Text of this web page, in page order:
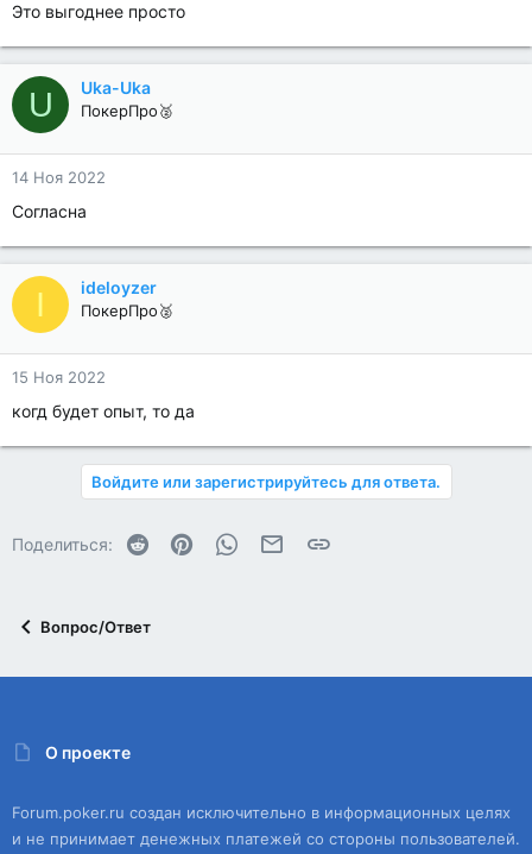
Это выгоднее просто
U Uka-Uka
ПокерПро🥈
14 Ноя 2022
Согласна
I ideloyzer
ПокерПро🥈
15 Ноя 2022
когд будет опыт, то да
Войдите или зарегистрируйтесь для ответа.
Поделиться: Reddit PinterestWhatsAppЭлектронная почта
Ссылка
Вопрос/Ответ
О проекте
Forum.poker.ru создан исключительно в информационных целях
и не принимает денежных платежей со стороны пользователей.